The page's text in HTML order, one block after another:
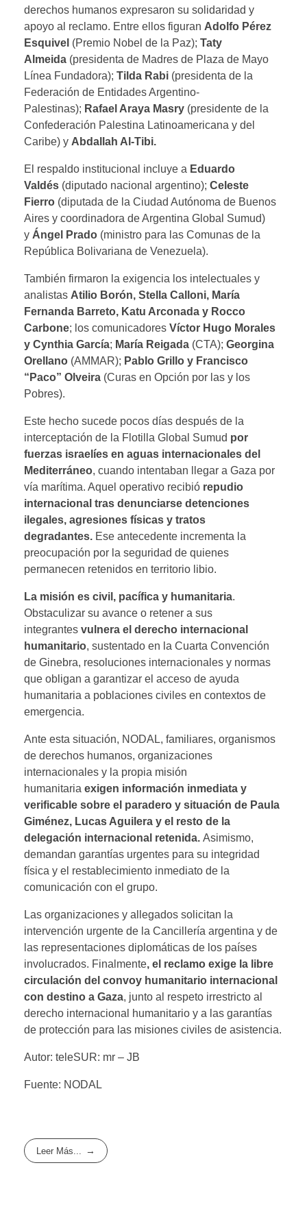
derechos humanos expresaron su solidaridad y
apoyo al reclamo. Entre ellos figuran Adolfo Pérez
Esquivel (Premio Nobel de la Paz); Taty
Almeida (presidenta de Madres de Plaza de Mayo
Línea Fundadora); Tilda Rabi (presidenta de la
Federación de Entidades Argentino-
Palestinas); Rafael Araya Masry (presidente de la
Confederación Palestina Latinoamericana y del
Caribe) y Abdallah Al-Tibi.
El respaldo institucional incluye a Eduardo
Valdés (diputado nacional argentino); Celeste
Fierro (diputada de la Ciudad Autónoma de Buenos
Aires y coordinadora de Argentina Global Sumud)
y Ángel Prado (ministro para las Comunas de la
República Bolivariana de Venezuela).
También firmaron la exigencia los intelectuales y
analistas Atilio Borón, Stella Calloni, María
Fernanda Barreto, Katu Arconada y Rocco
Carbone; los comunicadores Víctor Hugo Morales
y Cynthia García; María Reigada (CTA); Georgina
Orellano (AMMAR); Pablo Grillo y Francisco
“Paco” Olveira (Curas en Opción por las y los
Pobres).
Este hecho sucede pocos días después de la
interceptación de la Flotilla Global Sumud por
fuerzas israelíes en aguas internacionales del
Mediterráneo, cuando intentaban llegar a Gaza por
vía marítima. Aquel operativo recibió repudio
internacional tras denunciarse detenciones
ilegales, agresiones físicas y tratos
degradantes. Ese antecedente incrementa la
preocupación por la seguridad de quienes
permanecen retenidos en territorio libio.
La misión es civil, pacífica y humanitaria.
Obstaculizar su avance o retener a sus
integrantes vulnera el derecho internacional
humanitario, sustentado en la Cuarta Convención
de Ginebra, resoluciones internacionales y normas
que obligan a garantizar el acceso de ayuda
humanitaria a poblaciones civiles en contextos de
emergencia.
Ante esta situación, NODAL, familiares, organismos
de derechos humanos, organizaciones
internacionales y la propia misión
humanitaria exigen información inmediata y
verificable sobre el paradero y situación de Paula
Giménez, Lucas Aguilera y el resto de la
delegación internacional retenida. Asimismo,
demandan garantías urgentes para su integridad
física y el restablecimiento inmediato de la
comunicación con el grupo.
Las organizaciones y allegados solicitan la
intervención urgente de la Cancillería argentina y de
las representaciones diplomáticas de los países
involucrados. Finalmente, el reclamo exige la libre
circulación del convoy humanitario internacional
con destino a Gaza, junto al respeto irrestricto al
derecho internacional humanitario y a las garantías
de protección para las misiones civiles de asistencia.
Autor: teleSUR: mr – JB
Fuente: NODAL
Leer Más...